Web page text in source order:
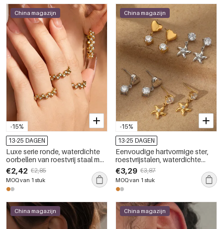
-15%
China magazijn
13-25 DAGEN
Luxe serie ronde, waterdichte
oorbellen van roestvrij staal met
goudkleurige zirkonia voor
dames
€2,42 €2,85
MOQ van 1 stuk
-15%
China magazijn
13-25 DAGEN
Eenvoudige hartvormige ster,
roestvrijstalen, waterdichte
oorbellen met goudkleurige
zirkonia voor dames.
€3,29 €3,87
MOQ van 1 stuk
China magazijn China magazijn